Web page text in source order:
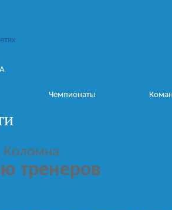
Чемпионаты
Коломна
тренеров